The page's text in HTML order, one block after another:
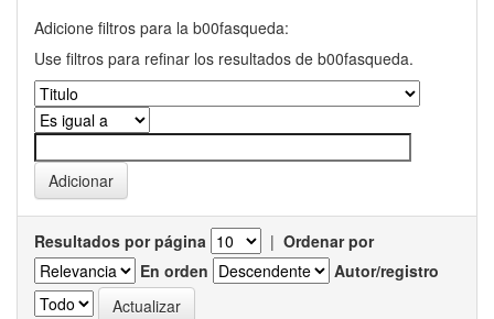
Adicione filtros para la b00fasqueda:
Use filtros para refinar los resultados de b00fasqueda.
Resultados por página | Ordenar por
En orden
Autor/registro